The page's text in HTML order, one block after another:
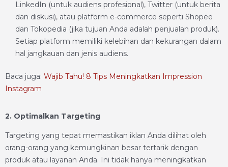
LinkedIn (untuk audiens profesional), Twitter (untuk berita
dan diskusi), atau platform e-commerce seperti Shopee
dan Tokopedia (jika tujuan Anda adalah penjualan produk).
Setiap platform memiliki kelebihan dan kekurangan dalam
hal jangkauan dan jenis audiens.
Baca juga: Wajib Tahu! 8 Tips Meningkatkan Impression
Instagram
2. Optimalkan Targeting
Targeting yang tepat memastikan iklan Anda dilihat oleh
orang-orang yang kemungkinan besar tertarik dengan
produk atau layanan Anda. Ini tidak hanya meningkatkan